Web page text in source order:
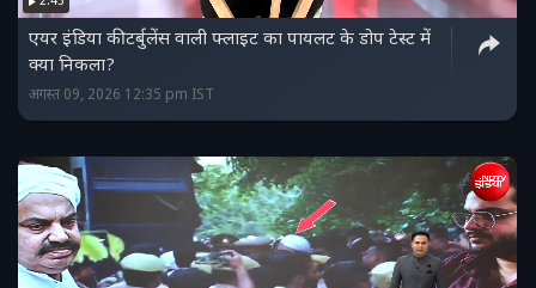
आरोपियों से जुड़े एक अवैध निर्माण पर बुलडोजर भी चला दिया
है. पुलिस ने मामले में 5 आरोपियों पर केस दर्ज कर कुछ को
हिरासत में ले लिया है.
एयर इंडिया की टर्बुलेंस वाली फ्लाइट का पायलट के डोप टेस्ट में
क्या निकला?
अगस्त 09, 2026 12:35 pm IST